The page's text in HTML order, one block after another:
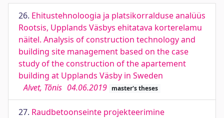
26. Ehitustehnoloogia ja platsikorralduse analüüs
Rootsis, Upplands Väsbys ehitatava korterelamu
näitel. Analysis of construction technology and
building site management based on the case
study of the construction of the apartement
building at Upplands Väsby in Sweden
Alvet, Tõnis 04.06.2019 master's theses
27. Raudbetoonseinte projekteerimine